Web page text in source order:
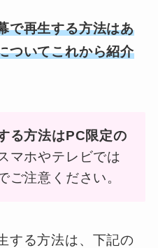
で再生する方法はあ
ついてこれから紹介
る方法はPC限定の
マホやテレビでは
ご注意ください。
する方法は、下記の